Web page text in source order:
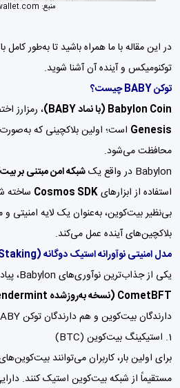
منبع:
در این مقاله با ما همراه باشید تا به‌طور کامل با
توکنومیکس و آینده آن آشنا شوید.
توکن BABY چیست؟
Babylon Coin (با نماد BABY)
، رمزارز
Genesis است؛ اولین بلاکچینی که
محافظت می‌شود.
Babylon در واقع یک
شبکه امن مبتنی بر
استفاده از ابزارهایCosmos SDK ساخته
بی‌نظیر بیت‌کوین، به‌عنوان یک لایه امنیتی
بلاکچین‌های آینده عمل می‌کند.
مدل امنیتی نوآورانه استیک دوگانه (Dual Staking)
یکی از جذاب‌ترین نوآوری‌های Babylon، پیاده‌سازی مدل اجماع دوگانه بر پایه
CometBFT (نسخه به‌روزشده Tendermint)
دارندگان بیت‌کوین و هم دارندگان توکن BABY نقش کلیدی دارند:
1. استیکینگ بیت‌کوین (BTC)
برای اولین بار، کاربران می‌توانند
مستقیماً از شبکه بیت‌کوین استیک کنند.